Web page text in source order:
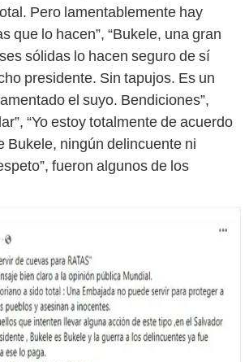
Pero lamentablemente hay
que lo hacen”, “Bukele, una gran
sólidas lo hacen seguro de sí
presidente. Sin tapujos. Es un
el suyo. Bendiciones”,
“Yo estoy totalmente de acuerdo
Bukele, ningún delincuente ni
fueron algunos de los